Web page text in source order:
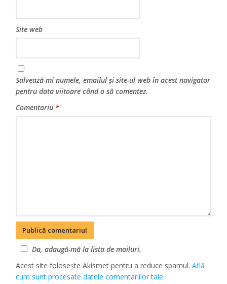
Site web
Salvează-mi numele, emailul și site-ul web în acest navigator
pentru data viitoare când o să comentez.
Comentariu *
Da, adaugă-mă la lista de mailuri.
Acest site folosește Akismet pentru a reduce spamul.Află
cum sunt procesate datele comentariilor tale.